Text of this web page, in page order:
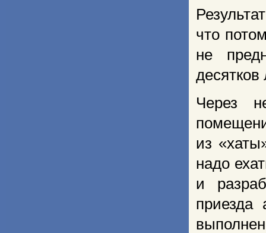
что
не
Через
из
надо
и